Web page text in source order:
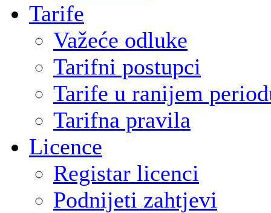
Tarife
Važeće odluke
Tarifni postupci
Tarife u ranijem
Tarifna pravila
Licence
Registar licenci
Podnijeti zahtjevi